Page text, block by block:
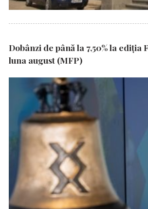
Dobânzi de până la 7,50% la ediția
luna august (MFP)